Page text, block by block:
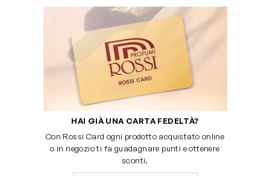
HAI GIÀ UNA CARTA FEDELTÀ?
Con Rossi Card ogni prodotto acquistato online
o in negozio ti fa guadagnare punti e ottenere
sconti.